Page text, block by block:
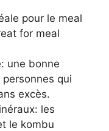
pour le meal
for meal
une bonne
qui
excès.
les
le kombu